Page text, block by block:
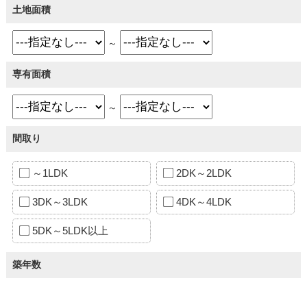
土地面積
～
専有面積
～
間取り
～1LDK 2DK～2LDK
3DK～3LDK 4DK～4LDK
5DK～5LDK以上
築年数